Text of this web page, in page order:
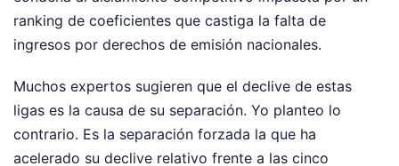
ranking de coeficientes que castiga la falta de
ingresos por derechos de emisión nacionales.
Muchos expertos sugieren que el declive de estas
ligas es la causa de su separación. Yo planteo lo
contrario. Es la separación forzada la que ha
acelerado su declive relativo frente a las cinco